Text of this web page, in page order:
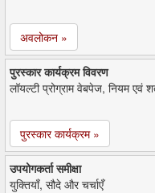
अवलोकन »
पुरस्कार कार्यक्रम विवरण
लॉयल्टी प्रोग्राम वेबपेज, नियम एवं
पुरस्कार कार्यक्रम »
उपयोगकर्ता समीक्षा
युक्तियाँ, सौदे और चर्चाएँ